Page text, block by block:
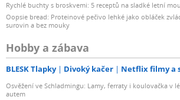
Rychlé buchty s broskvemi: 5 receptů na sladké letní
Oopsie bread: Proteinové pečivo lehké jako obláček
surovin a bez mouky
Hobby a zábava
BLESK Tlapky Divoký kačer Netflix filmy a
Osvěžení ve Schladmingu: Lamy, ferraty i koulovačka v
autem